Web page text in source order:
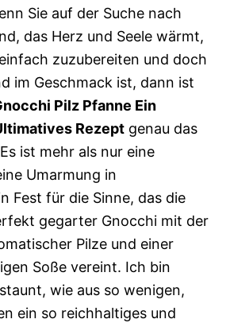
Sie auf der Suche nach
das Herz und Seele wärmt,
zuzubereiten und doch
im Geschmack ist, dann ist
Pilz Pfanne Ein
Rezept genau das
ist mehr als nur eine
Umarmung in
Fest für die Sinne, das die
gegarter Gnocchi mit der
Pilze und einer
Soße vereint. Ich bin
wie aus so wenigen,
ein so reichhaltiges und